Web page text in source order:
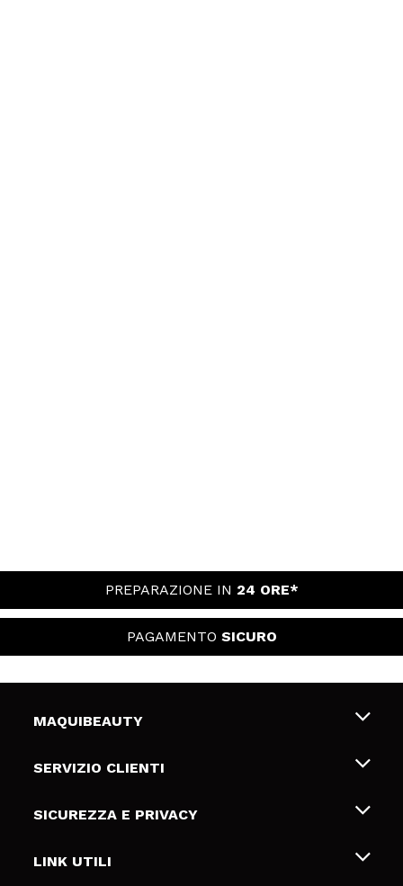
PREPARAZIONE IN 24 ORE*
PAGAMENTO SICURO
MAQUIBEAUTY
Chi siamo
Gift Cards
SERVIZIO CLIENTI
Spedizioni & Resi
Metodi di pagamamento
SICUREZZA E PRIVACY
Termini e condizioni
LINK UTILI